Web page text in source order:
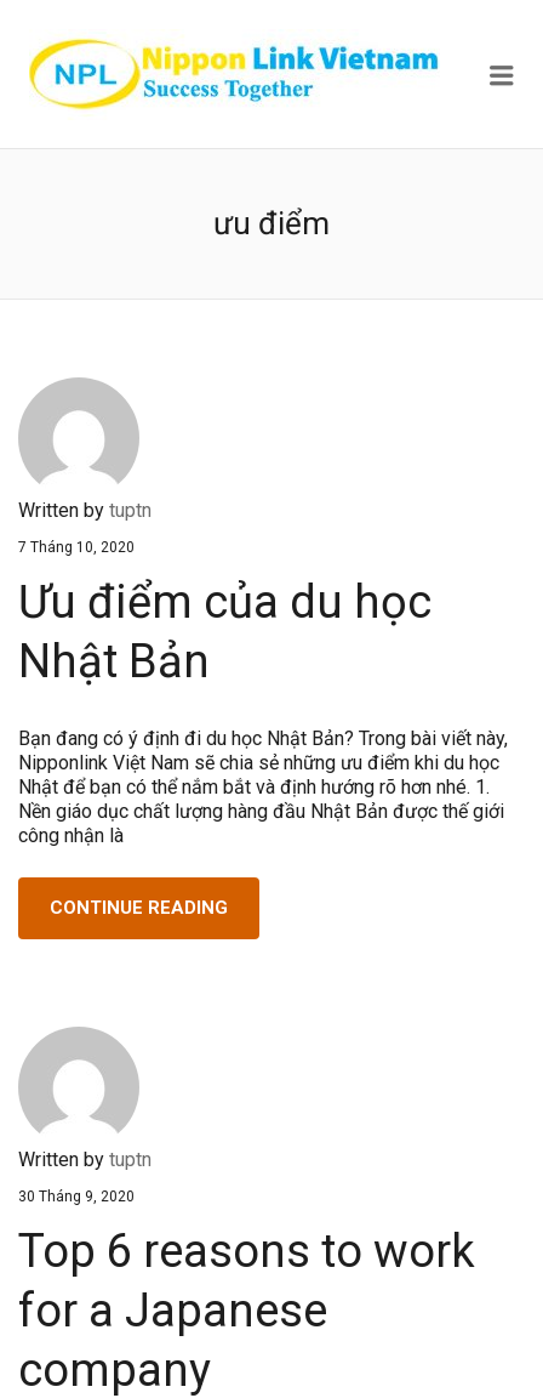
ưu điểm
Written by tuptn
7 Tháng 10, 2020
Ưu điểm của du học
Nhật Bản
Bạn đang có ý định đi du học Nhật Bản? Trong bài viết này,
Nipponlink Việt Nam sẽ chia sẻ những ưu điểm khi du học
Nhật để bạn có thể nắm bắt và định hướng rõ hơn nhé. 1.
Nền giáo dục chất lượng hàng đầu Nhật Bản được thế giới
công nhận là
CONTINUE READING
Written by tuptn
30 Tháng 9, 2020
Top 6 reasons to work
for a Japanese
company